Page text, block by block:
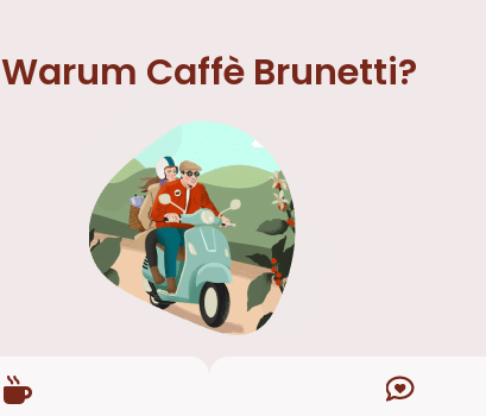
Warum Caffè Brunetti?